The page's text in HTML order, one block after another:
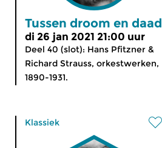
Tussen droom en daad
di 26 jan 2021 21:00 uur
Deel 40 (slot): Hans Pfitzner &
Richard Strauss, orkestwerken,
1890-1931.
Klassiek